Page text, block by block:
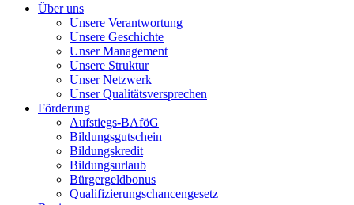
Über uns
Unsere Verantwortung
Unsere Geschichte
Unser Management
Unsere Struktur
Unser Netzwerk
Unser Qualitätsversprechen
Förderung
Aufstiegs-BAföG
Bildungsgutschein
Bildungskredit
Bildungsurlaub
Bürgergeldbonus
Qualifizierungschancengesetz